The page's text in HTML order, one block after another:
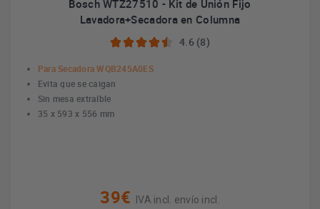
Bosch WTZ27510 - Kit de Unión Fijo
Lavadora+Secadora en Columna
4.6 (8)
Para Secadora WQB245A0ES
Evita que se caigan
Sin mesa extraíble
35 x 593 x 556 mm
39€ IVA incl. envío incl.